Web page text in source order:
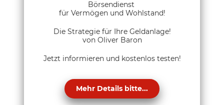
Börsendienst
für Vermögen und Wohlstand!
Die Strategie für Ihre Geldanlage!
von Oliver Baron
Jetzt informieren und kostenlos testen!
Mehr Details bitte...